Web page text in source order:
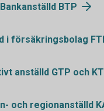
Bankanställd BTP
i försäkringsbolag
anställd GTP och
och regionanställd